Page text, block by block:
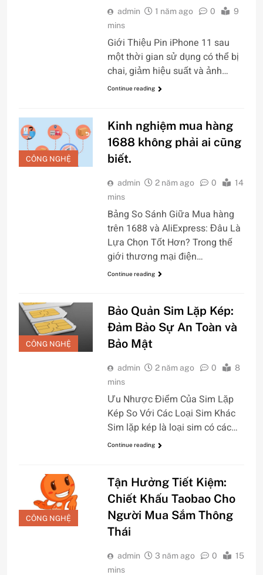
admin 1 năm ago 0
9
mins
Giới Thiệu Pin iPhone 11 sau
một thời gian sử dụng có thể bị
chai, giảm hiệu suất và ảnh…
Continue reading
CÔNG NGHỆ
Kinh nghiệm mua hàng
1688 không phải ai cũng
biết.
admin 2 năm ago 0
14
mins
Bảng So Sánh Giữa Mua hàng
trên 1688 và AliExpress: Đâu Là
Lựa Chọn Tốt Hơn? Trong thế
giới thương mại điện…
Continue reading
CÔNG NGHỆ
Bảo Quản Sim Lặp Kép:
Đảm Bảo Sự An Toàn và
Bảo Mật
admin 2 năm ago 0
8
mins
Ưu Nhược Điểm Của Sim Lặp
Kép So Với Các Loại Sim Khác
Sim lặp kép là loại sim có các…
Continue reading
CÔNG NGHỆ
Tận Hưởng Tiết Kiệm:
Chiết Khấu Taobao Cho
Người Mua Sắm Thông
Thái
admin 3 năm ago 0
15
mins